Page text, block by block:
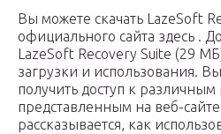
Вы можете скачать LazeSoft
официального сайта здесь .
LazeSoft Recovery Suite (29
загрузки и использования.
получить доступ к различным
представленным на веб-
рассказывается, как